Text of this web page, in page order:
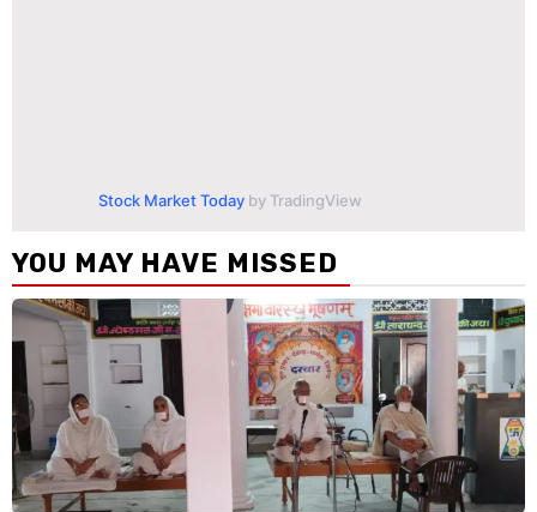
Stock Market Today by TradingView
YOU MAY HAVE MISSED